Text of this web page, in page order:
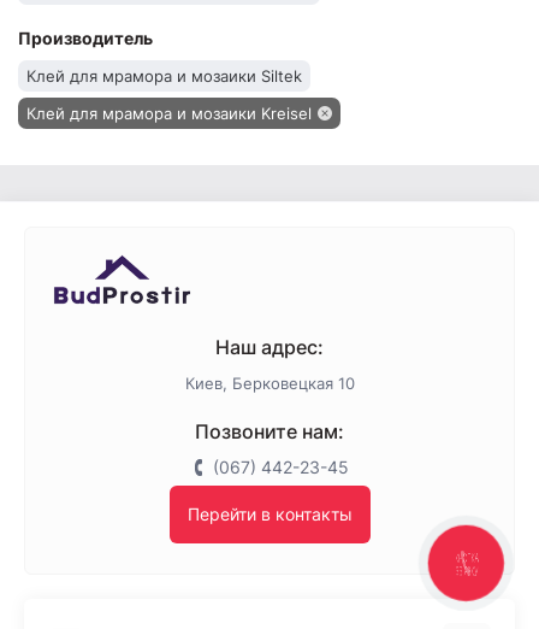
Производитель
Клей для мрамора и мозаики Siltek
Клей для мрамора и мозаики Kreisel
Наш адрес:
Киев, Берковецкая 10
Позвоните нам:
(067) 442-23-45
Перейти в контакты
КНОПКА
ЗВ'ЯЗКУ